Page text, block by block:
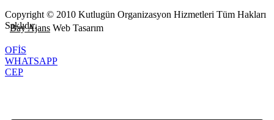
Copyright © 2010 Kutlugün Organizasyon Hizmetleri Tüm Hakları
Saklıdır.
Bay Ajans Web Tasarım
OFİS
WHATSAPP
CEP